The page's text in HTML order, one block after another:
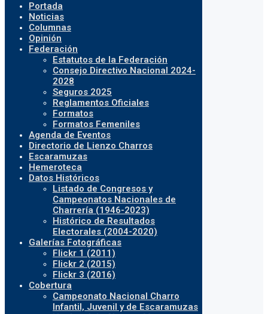
Portada
Noticias
Columnas
Opinión
Federación
Estatutos de la Federación
Consejo Directivo Nacional 2024-
2028
Seguros 2025
Reglamentos Oficiales
Formatos
Formatos Femeniles
Agenda de Eventos
Directorio de Lienzo Charros
Escaramuzas
Hemeroteca
Datos Históricos
Listado de Congresos y
Campeonatos Nacionales de
Charrería (1946-2023)
Histórico de Resultados
Electorales (2004-2020)
Galerías Fotográficas
Flickr 1 (2011)
Flickr 2 (2015)
Flickr 3 (2016)
Cobertura
Campeonato Nacional Charro
Infantil, Juvenil y de Escaramuzas